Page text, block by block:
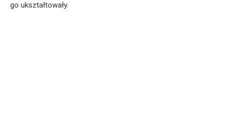
go ukształtowały.